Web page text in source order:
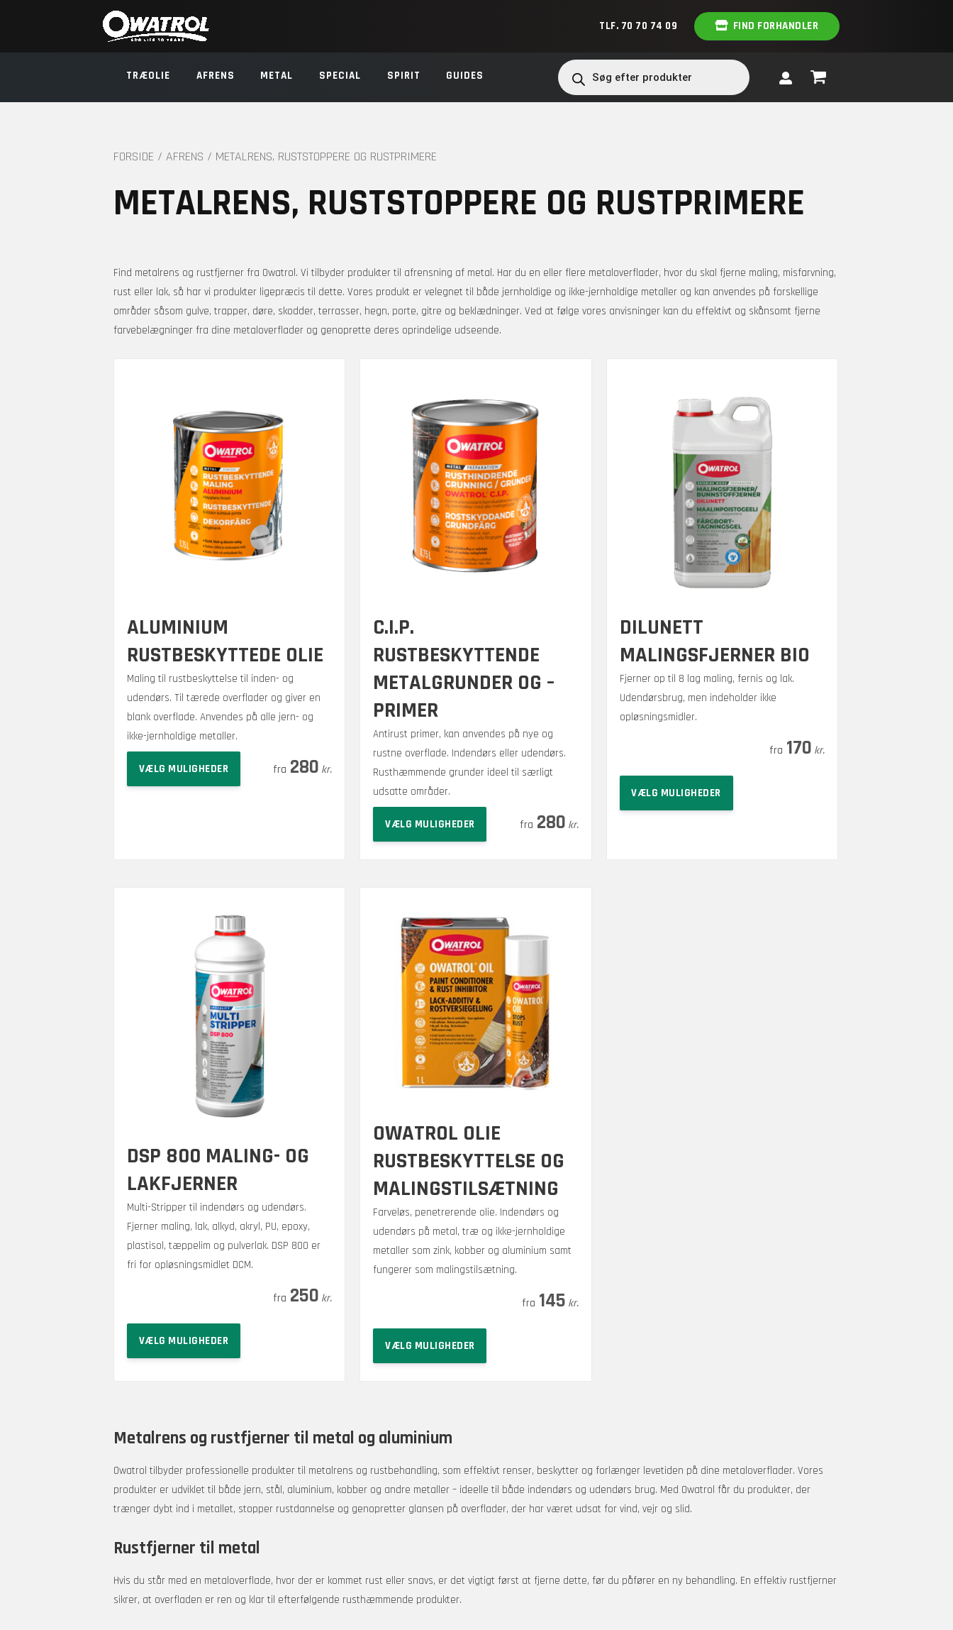
TLF. 70 70 74 09 FIND FORHANDLER
TRÆOLIE AFRENS METAL SPECIAL SPIRIT GUIDES
Products
search
FORSIDE / AFRENS / METALRENS, RUSTSTOPPERE OG RUSTPRIMERE
METALRENS, RUSTSTOPPERE OG RUSTPRIMERE
Find metalrens og rustfjerner fra Owatrol. Vi tilbyder produkter til afrensning af metal. Har du en eller flere metaloverflader, hvor du skal fjerne maling, misfarvning,
rust eller lak, så har vi produkter ligepræcis til dette. Vores produkt er velegnet til både jernholdige og ikke-jernholdige metaller og kan anvendes på forskellige
områder såsom gulve, trapper, døre, skodder, terrasser, hegn, porte, gitre og beklædninger. Ved at følge vores anvisninger kan du effektivt og skånsomt fjerne
farvebelægninger fra dine metaloverflader og genoprette deres oprindelige udseende.
ALUMINIUM
RUSTBESKYTTEDE OLIE
Maling til rustbeskyttelse til inden- og
udendørs. Til tærede overflader og giver en
blank overflade. Anvendes på alle jern- og
ikke-jernholdige metaller.
280kr.
VÆLG MULIGHEDER
Dette
varesiden
C.I.P.
RUSTBESKYTTENDE
METALGRUNDER OG –
PRIMER
Antirust primer, kan anvendes på nye og
rustne overflade. Indendørs eller udendørs.
Rusthæmmende grunder ideel til særligt
udsatte områder.
280kr.
VÆLG MULIGHEDER
Dette
kan
vælges
på
varesiden
DILUNETT
MALINGSFJERNER BIO
Fjerner op til 8 lag maling, fernis og lak.
Udendørsbrug, men indeholder ikke
opløsningsmidler.
170kr.
Prisinterval:
til
1.080 kr.
VÆLG MULIGHEDER
Dette
DSP 800 MALING- OG
LAKFJERNER
Multi-Stripper til indendørs og udendørs.
Fjerner maling, lak, alkyd, akryl, PU, epoxy,
plastisol, tæppelim og pulverlak. DSP 800 er
fri for opløsningsmidlet DCM.
250kr.
Prisinterval:
til
1.000 kr.
VÆLG MULIGHEDER
Dette
kan
OWATROL OLIE
RUSTBESKYTTELSE OG
MALINGSTILSÆTNING
Farveløs, penetrerende olie. Indendørs og
udendørs på metal, træ og ikke-jernholdige
metaller som zink, kobber og aluminium samt
fungerer som malingstilsætning.
145kr.
Prisinterval:
til
1.025 kr.
VÆLG MULIGHEDER
Dette
vælges
på
varesiden
Metalrens og rustfjerner til metal og aluminium
Owatrol tilbyder professionelle produkter til metalrens og rustbehandling, som effektivt renser, beskytter og forlænger levetiden på dine metaloverflader. Vores
produkter er udviklet til både jern, stål, aluminium, kobber og andre metaller – ideelle til både indendørs og udendørs brug. Med Owatrol får du produkter, der
trænger dybt ind i metallet, stopper rustdannelse og genopretter glansen på overflader, der har været udsat for vind, vejr og slid.
Rustfjerner til metal
Hvis du står med en metaloverflade, hvor der er kommet rust eller snavs, er det vigtigt først at fjerne dette, før du påfører en ny behandling. En effektiv rustfjerner
sikrer, at overfladen er ren og klar til efterfølgende rusthæmmende produkter.